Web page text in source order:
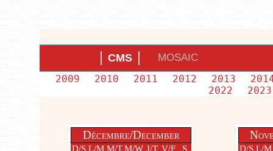
CMS
MOSAIC
2009
2010 2011 2012 2013
2022
Décembre/December
D/S L/M M/TM/W J/T V/F
S
D/S L/M